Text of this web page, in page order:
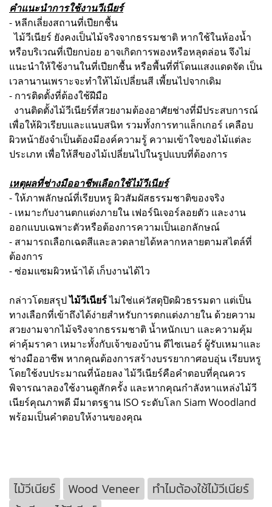
คำแนะนำการใช้งานวีเนียร์
- หลีกเลี่ยงสถานที่เปียกชื้น
ไม้วีเนียร์ ยังคงเป็นไม้จริงจากธรรมชาติ หากใช้ในห้องน้ำ
หรือบริเวณที่เปียกบ่อย อาจเกิดการพองหรือหลุดล่อน จึงไม่
แนะนำให้ใช้งานในที่เปียกชื้น หรือพื้นที่ที่โดนแสงแดดจัด เป็น
เวลานานเพราะจะทำให้ไม้เปลี่ยนสี เพี้ยนไปจากเดิม
- การติดตั้งที่ต้องใช้ฝีมือ
งานติดตั้งไม้วีเนียร์ที่สวยงามต้องอาศัยช่างที่มีประสบการณ์
เพื่อให้ผิวเรียบและแนบสนิท รวมทั้งการทาแล็กเกอร์ เคลือบ
ผิวหน้ายังจำเป็นต้องมีองค์ความรู้ ความเข้าใจของไม้แต่ละ
ประเภท เพื่อให้สีของไม้เปลี่ยนไปในรูปแบบที่ต้องการ
เหตุผลที่ช่างมืออาชีพเลือกใช้ไม้วีเนียร์
- ให้ภาพลักษณ์ที่เรียบหรู ผิวสัมผัสธรรมชาติของจริง
- เหมาะกับงานตกแต่งภายใน เฟอร์นิเจอร์ลอยตัว และงาน
ออกแบบเฉพาะตัวหรือต้องการความเป็นเอกลักษณ์
- สามารถเลือกเฉดสีและลวดลายได้หลากหลายตามสไตล์ที่
ต้องการ
- ซ่อมแซมผิวหน้าได้ เก็บงานได้ไว
กล่าวโดยสรุปไม้วีเนียร์ไม่ใช่แค่วัสดุปิดผิวธรรมดา แต่เป็น
ทางเลือกที่เข้าถึงได้ง่ายสำหรับการตกแต่งภายใน ด้วยความ
สวยงามจากไม้จริงจากธรรมชาติ น้ำหนักเบา และความคุ้ม
ค่าคุ้มราคา เหมาะทั้งกับเจ้าของบ้าน ดีไซเนอร์ ผู้รับเหมาและ
ช่างมืออาชีพ หากคุณต้องการสร้างบรรยากาศอบอุ่น เรียบหรู
โดยใช้งบประมาณที่น้อยลง ไม้วีเนียร์คือคำตอบที่คุณควร
พิจารณาลองใช้งานดูสักครั้ง และหากคุณกำลังหาแหล่งไม้วี
เนียร์คุณภาพดี มีมาตรฐาน ISO ระดับโลก Siam Woodland
พร้อมเป็นคำตอบให้งานของคุณ
ไม้วีเนียร์ Wood Veneer
ทำไมต้องใช้ไม้วีเนียร์